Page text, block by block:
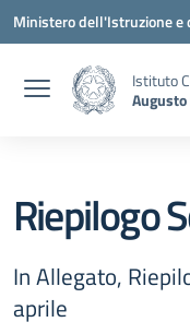
Vai ai contenuti
Vai al menu di navigazione
Vai al footer
Ministero dell'Istruzione e
Istituto
Augusto
Riepilogo
In Allegato,
aprile